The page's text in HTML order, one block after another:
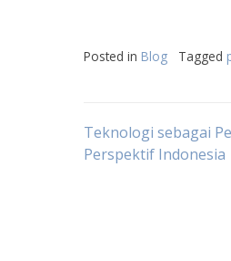
Posted in Blog Tagged
Post
Teknologi sebagai
Perspektif Indonesia